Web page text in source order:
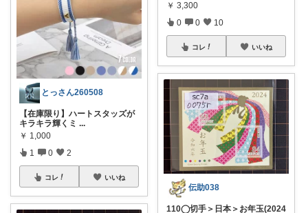
とっさん260508
【在庫限り】ハートスタッズが
キラキラ輝くミ ...
￥ 1,000
1 0 2
コレ いいね
￥ 3,300
0 0 10
コレ いいね
伝助038
110◯切手＞日本＞お年玉(2024